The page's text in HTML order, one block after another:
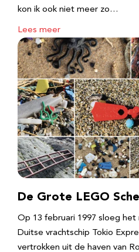
kon ik ook niet meer zo…
Lees meer
De Grote LEGO
Op 13 februari 1997 sloeg
Duitse vrachtschip Tokio
vertrokken uit de haven van